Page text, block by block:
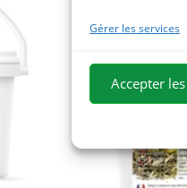
Gérer les services
Accepter